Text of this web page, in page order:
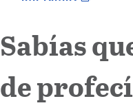
Colaboradores
Internacional
Sabías
de